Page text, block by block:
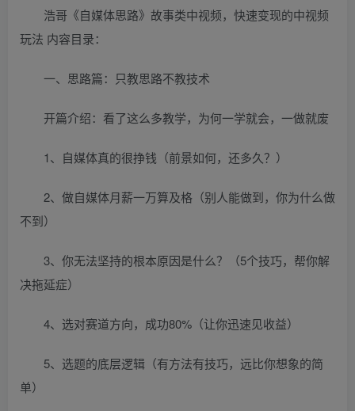
浩哥《自媒体思路》故事类中视频，快速变现的中视频
玩法 内容目录：
一、思路篇：只教思路不教技术
开篇介绍：看了这么多教学，为何一学就会，一做就废
1、自媒体真的很挣钱（前景如何，还多久？）
2、做自媒体月薪一万算及格（别人能做到，你为什么做
不到）
3、你无法坚持的根本原因是什么？（5个技巧，帮你解
决拖延症）
4、选对赛道方向，成功80%（让你迅速见收益）
5、选题的底层逻辑（有方法有技巧，远比你想象的简
单）